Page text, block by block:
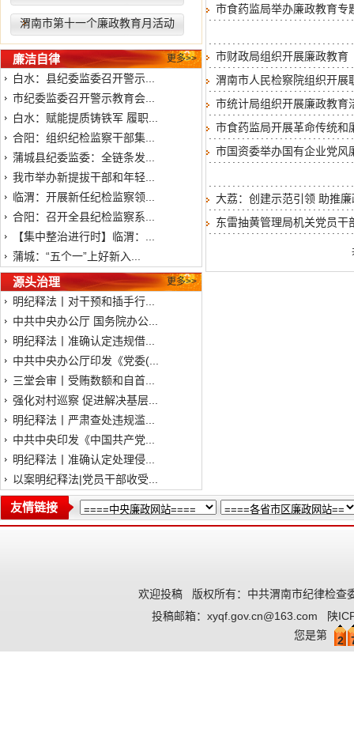
渭南市第十一个廉政教育月活动
更多>>
廉洁自律
白水：县纪委监委召开警示...
市纪委监委召开警示教育会...
白水：赋能提质铸铁军 履职...
合阳：组织纪检监察干部集...
蒲城县纪委监委：全链条发...
我市举办新提拔干部和年轻...
临渭：开展新任纪检监察领...
合阳：召开全县纪检监察系...
【集中整治进行时】临渭：...
蒲城：“五个一”上好新入...
更多>>
源头治理
明纪释法丨对干预和插手行...
中共中央办公厅 国务院办公...
明纪释法丨准确认定违规借...
中共中央办公厅印发《党委(...
三堂会审丨受贿数额和自首...
强化对村巡察 促进解决基层...
明纪释法丨严肃查处违规滥...
中共中央印发《中国共产党...
明纪释法丨准确认定处理侵...
以案明纪释法|党员干部收受...
市食药监局举办廉政教育专
市财政局组织开展廉政教育
渭南市人民检察院组织开展
市统计局组织开展廉政教育
市食药监局开展革命传统和
市国资委举办国有企业党风
大荔：创建示范引领 助推
东雷抽黄管理局机关党员干
友情链接
欢迎投稿 版权所有：中共渭南市纪律检查
投稿邮箱： xyqf.gov.cn@163.com
陕
您是第